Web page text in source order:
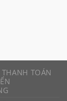
TOÁN